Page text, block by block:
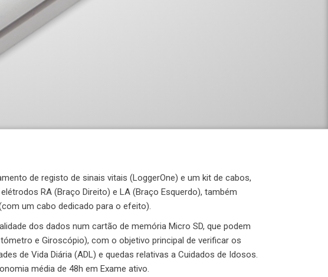
de registo de sinais vitais (LoggerOne) e um kit de cabos,
RA (Braço Direito) e LA (Braço Esquerdo), também
um cabo dedicado para o efeito).
dos dados num cartão de memória Micro SD, que podem
e Giroscópio), com o objetivo principal de verificar os
de Vida Diária (ADL) e quedas relativas a Cuidados de Idosos.
média de 48h em Exame ativo.